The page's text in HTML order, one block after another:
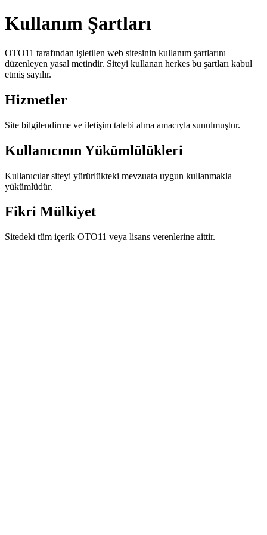
Kullanım Şartları
OTO11 tarafından işletilen web sitesinin kullanım şartlarını
düzenleyen yasal metindir. Siteyi kullanan herkes bu şartları kabul
etmiş sayılır.
Hizmetler
Site bilgilendirme ve iletişim talebi alma amacıyla sunulmuştur.
Kullanıcının Yükümlülükleri
Kullanıcılar siteyi yürürlükteki mevzuata uygun kullanmakla
yükümlüdür.
Fikri Mülkiyet
Sitedeki tüm içerik OTO11 veya lisans verenlerine aittir.